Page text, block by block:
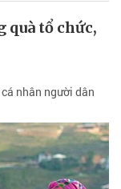
tổ chức,
nhân người dân